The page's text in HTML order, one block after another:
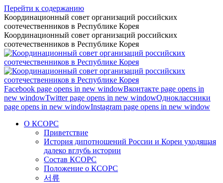
Перейти к содержанию
Координационный совет организаций российских
соотечественников в Республике Корея
Координационный совет организаций российских
соотечественников в Республике Корея
Facebook page opens in new windowВконтакте page opens in
new windowTwitter page opens in new windowОдноклассники
page opens in new windowInstagram page opens in new window
О КСОРС
Приветствие
История дипотношений России и Кореи уходящая
далеко вглубь истории
Состав КСОРС
Положение о КСОРС
서류